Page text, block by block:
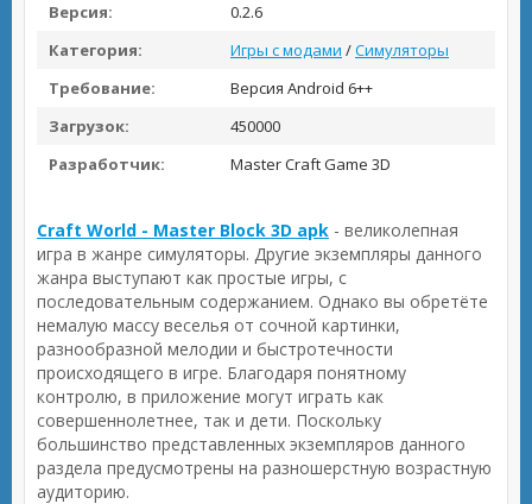
Версия:
0.2.6
Категория:
Игры с модами /Симуляторы
Требование:
Версия Android 6++
Загрузок:
450000
Разработчик:
Master Craft Game 3D
Craft World - Master Block 3D apk - великолепная
игра в жанре симуляторы. Другие экземпляры данного
жанра выступают как простые игры, с
последовательным содержанием. Однако вы обретёте
немалую массу веселья от сочной картинки,
разнообразной мелодии и быстротечности
происходящего в игре. Благодаря понятному
контролю, в приложение могут играть как
совершеннолетнее, так и дети. Поскольку
большинство представленных экземпляров данного
раздела предусмотрены на разношерстную возрастную
аудиторию.